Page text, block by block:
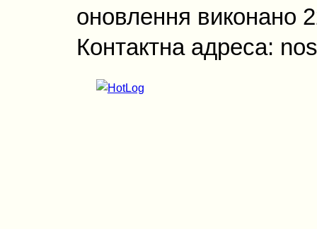
оновлення виконано
Контактна адреса: